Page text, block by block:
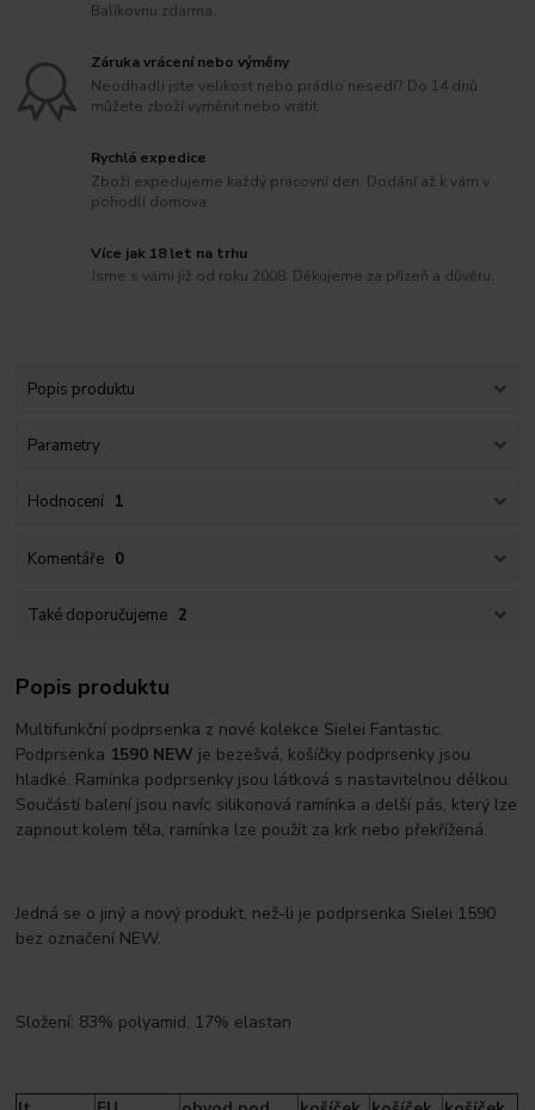
Balíkovnu zdarma.
Záruka vrácení nebo výměny
Neodhadli jste velikost nebo prádlo nesedí? Do 14 dnů
můžete zboží vyměnit nebo vrátit.
Rychlá expedice
Zboží expedujeme každý pracovní den. Dodání až k vám v
pohodlí domova.
Více jak 18 let na trhu
Jsme s vámi již od roku 2008. Děkujeme za přízeň a důvěru.
Popis produktu
Parametry
Hodnocení 1
Komentáře 0
Také doporučujeme 2
Popis produktu
Multifunkční podprsenka z nové kolekce Sielei Fantastic.
Podprsenka 1590 NEW je bezešvá, košíčky podprsenky jsou
hladké. Ramínka podprsenky jsou látková s nastavitelnou délkou.
Součástí balení jsou navíc silikonová ramínka a delší pás, který lze
zapnout kolem těla, ramínka lze použít za krk nebo překřížená.
Jedná se o jiný a nový produkt, než-li je podprsenka Sielei 1590
bez označení NEW.
Složení: 83% polyamid, 17% elastan